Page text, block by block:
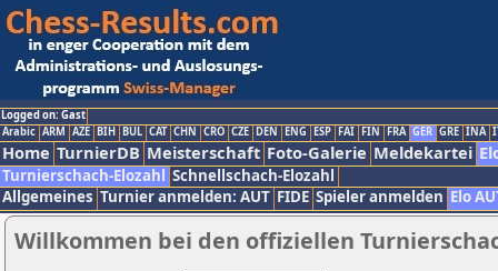
Logged on: Gast
Arabic ARM AZE BIH BUL CAT CHN CRO CZE DEN ENG ESP FAI FIN FRA GER GRE INA
Home TurnierDB Meisterschaft Foto-Galerie Meldekartei
Turnierschach-Elozahl Schnellschach-Elozahl
Allgemeines Turnier anmelden: AUT FIDE Spieler anmelden Elo
Willkommen bei den offiziellen